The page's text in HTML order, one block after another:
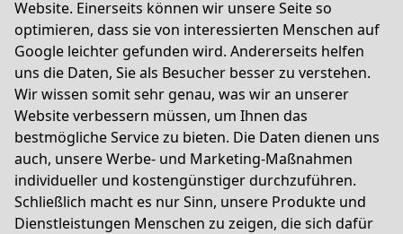
Website. Einerseits können wir unsere Seite so
optimieren, dass sie von interessierten Menschen auf
Google leichter gefunden wird. Andererseits helfen
uns die Daten, Sie als Besucher besser zu verstehen.
Wir wissen somit sehr genau, was wir an unserer
Website verbessern müssen, um Ihnen das
bestmögliche Service zu bieten. Die Daten dienen uns
auch, unsere Werbe- und Marketing-Maßnahmen
individueller und kostengünstiger durchzuführen.
Schließlich macht es nur Sinn, unsere Produkte und
Dienstleistungen Menschen zu zeigen, die sich dafür